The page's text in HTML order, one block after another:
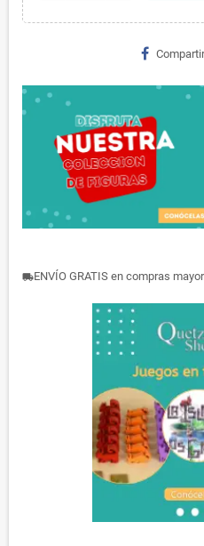
Compartir
local_shippingENVÍO GRATIS en compras